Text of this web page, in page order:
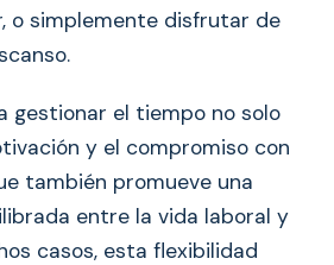
o simplemente disfrutar de
gestionar el tiempo no solo
y el compromiso con
también promueve una
entre la vida laboral y
casos, esta flexibilidad